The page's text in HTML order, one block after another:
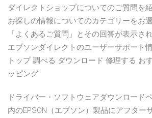
ダイレクトショップについてのご質問を
お探しの情報についてのカテゴリーをお
「よくあるご質問」とその回答が表示さ
エプソンダイレクトのユーザーサポート
トップ 調べる ダウンロード 修理する お
ッピング
ドライバー・ソフトウェアダウンロード
内のEPSON（エプソン）製品にアフター